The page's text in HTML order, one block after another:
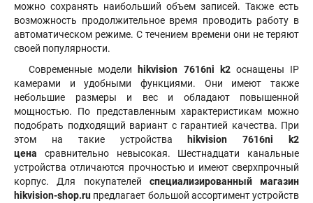
можно сохранять наибольший объем записей. Также есть
возможность продолжительное время проводить работу в
автоматическом режиме. С течением времени они не теряют
своей популярности.
Современные модели
hikvision 7616ni k2 оснащены IP
камерами и удобными функциями. Они имеют также
небольшие размеры и вес и обладают повышенной
мощностью. По представленным характеристикам можно
подобрать подходящий вариант с гарантией качества. При
этом на такие устройства
hikvision 7616ni k2
цена сравнительно невысокая. Шестнадцати канальные
устройства отличаются прочностью и имеют сверхпрочный
корпус. Для покупателей специализированный магазин
hikvision-shop.ru предлагает большой ассортимент устройств